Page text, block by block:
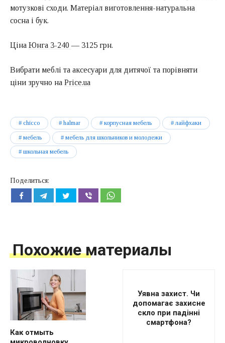
мотузкові сходи. Матеріал виготовлення-натуральна
сосна і бук.
Ціна Юнга 3-240 — 3125 грн.
Вибрати меблі та аксесуари для дитячої та порівняти
ціни зручно на Price.ua
chicco halmar корпусная мебель лайфхаки
мебель мебель для школьников и молодежи
школьная мебель
Поделиться:
Похожие материалы
Как отмыть
Уявна захист. Чи
допомагає захисне
скло при падінні
смартфона?